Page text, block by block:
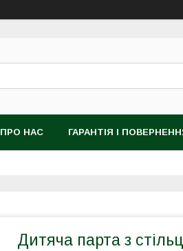
ПРО НАС ГАРАНТІЯ І
Дитяча парта з